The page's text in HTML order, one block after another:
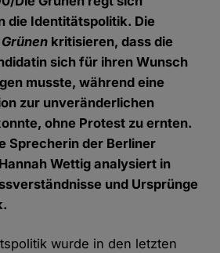
die Identitätspolitik. Die
kritisieren, dass die
sich für ihren Wunsch
musste, während eine
zur unveränderlichen
ohne Protest zu ernten.
Sprecherin der Berliner
Hannah Wettig analysiert in
und Ursprünge
wurde in den letzten